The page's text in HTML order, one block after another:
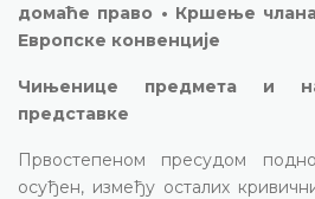
домаће право • Кршење
Европске конвенције
Чињенице предмета и
представке
Првостепеном пресудом
осуђен, између осталих